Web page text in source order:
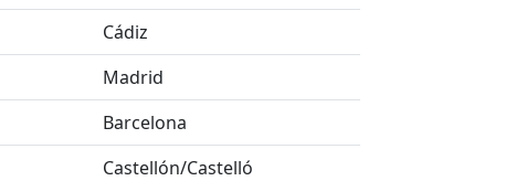
Cádiz
Madrid
Barcelona
Castellón/Castelló